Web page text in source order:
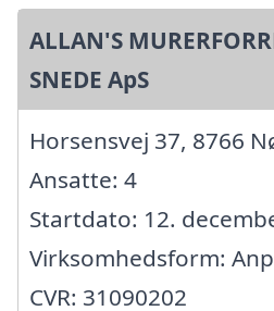
ALLAN'S
SNEDE ApS
Horsensvej 37, 8766
Ansatte: 4
Startdato: 12.
Virksomhedsform:
CVR: 31090202